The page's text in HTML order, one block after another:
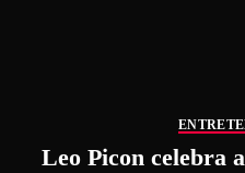
Leo Picon celebra